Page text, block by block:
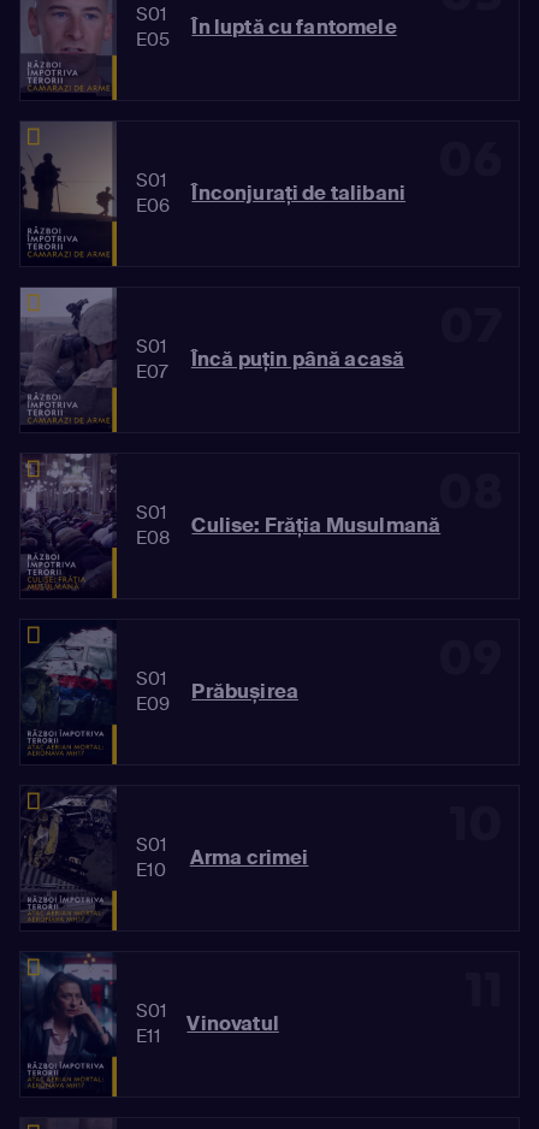
S01
E05
În luptă cu fantomele
S01
E06
Înconjurați de talibani
S01
E07
Încă puţin până acasă
S01
E08
Culise: Frăția Musulmană
S01
E09
Prăbușirea
S01
E10
Arma crimei
S01
E11
Vinovatul